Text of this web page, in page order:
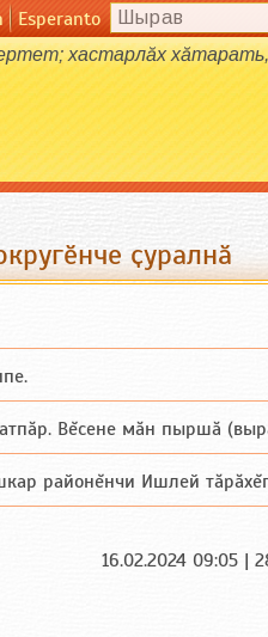
Esperanto
хастарлӑх
ҫуралнӑ
Вĕсене мăн пыршă
районĕнчи Ишлей тăрăхĕпе
16.02.2024 09:05 |